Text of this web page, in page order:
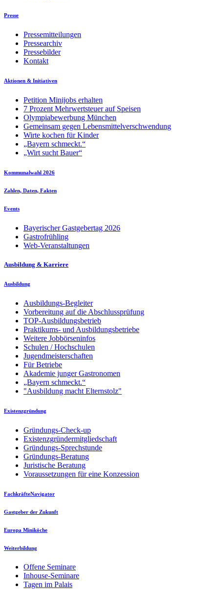
Presse
Pressemitteilungen
Pressearchiv
Pressebilder
Kontakt
Aktionen & Initiativen
Petition Minijobs erhalten
7 Prozent Mehrwertsteuer auf Speisen
Olympiabewerbung München
Gemeinsam gegen Lebensmittelverschwendung
Wirte kochen für Kinder
„Bayern schmeckt.“
„Wirt sucht Bauer“
Kommunalwahl 2026
Zahlen, Daten, Fakten
Events
Bayerischer Gastgebertag 2026
Gastrofrühling
Web-Veranstaltungen
Ausbildung & Karriere
Ausbildung
Ausbildungs-Begleiter
Vorbereitung auf die Abschlussprüfung
TOP-Ausbildungsbetrieb
Praktikums- und Ausbildungsbetriebe
Weitere Jobbörseninfos
Schulen / Hochschulen
Jugendmeisterschaften
Für Betriebe
Akademie junger Gastronomen
„Bayern schmeckt.“
"Ausbildung macht Elternstolz"
Existenzgründung
Gründungs-Check-up
Existenzgründermitgliedschaft
Gründungs-Sprechstunde
Gründungs-Beratung
Juristische Beratung
Voraussetzungen für eine Konzession
FachkräfteNavigator
Gastgeber der Zukunft
Europa Miniköche
Weiterbildung
Offene Seminare
Inhouse-Seminare
Tagen im Palais